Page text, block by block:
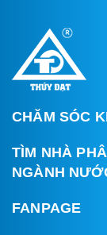
CHĂM SÓC
TÌM NHÀ
NGÀNH
FANPAGE